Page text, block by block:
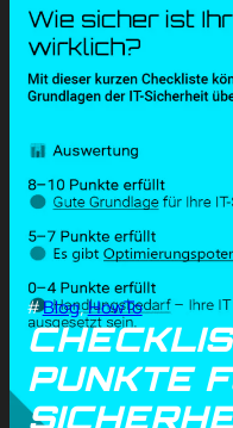
#Blog, HowTo
PUNKTE